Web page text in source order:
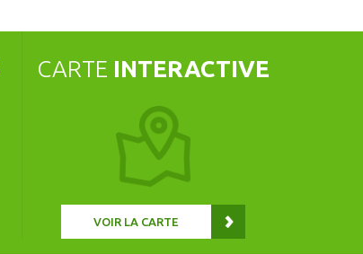
CARTE INTERACTIVE
VOIR LA CARTE